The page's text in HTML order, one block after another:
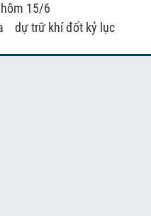
15/6
dự trữ khí đốt kỷ lục